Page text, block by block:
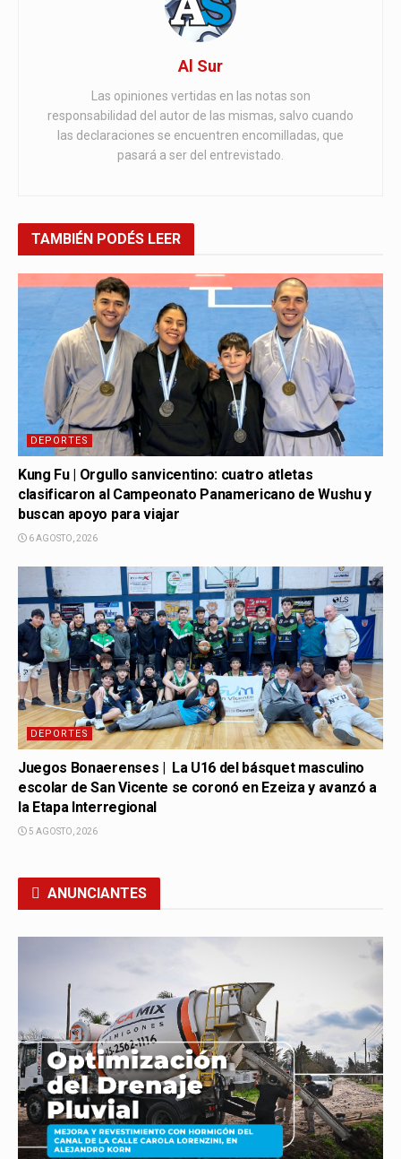
Al Sur
Las opiniones vertidas en las notas son
responsabilidad del autor de las mismas, salvo cuando
las declaraciones se encuentren encomilladas, que
pasará a ser del entrevistado.
TAMBIÉN PODÉS LEER
DEPORTES
Kung Fu | Orgullo sanvicentino: cuatro atletas
clasificaron al Campeonato Panamericano de Wushu y
buscan apoyo para viajar
6 AGOSTO, 2026
DEPORTES
Juegos Bonaerenses | La U16 del básquet masculino
escolar de San Vicente se coronó en Ezeiza y avanzó a
la Etapa Interregional
5 AGOSTO, 2026
ANUNCIANTES